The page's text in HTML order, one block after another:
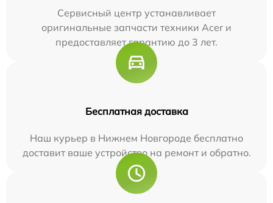
Сервисный центр устанавливает
оригинальные запчасти техники Acer и
предоставляет гарантию до 3 лет.
Бесплатная доставка
Наш курьер в Нижнем Новгороде бесплатно
доставит ваше устройство на ремонт и обратно.